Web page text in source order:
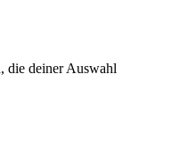
die deiner Auswahl